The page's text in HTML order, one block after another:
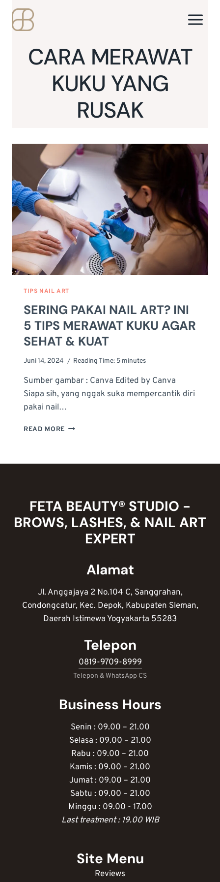
content
CARA MERAWAT
KUKU YANG
RUSAK
TIPS NAIL ART
SERING PAKAI NAIL ART? INI
5 TIPS MERAWAT KUKU AGAR
SEHAT & KUAT
Juni 14, 2024 Reading Time: 5 minutes
Sumber gambar : Canva Edited by Canva
Siapa sih, yang nggak suka mempercantik diri
pakai nail…
READ MORE SERING
MERAWAT
KUKU
AGAR
SEHAT
FETA BEAUTY® STUDIO -
BROWS, LASHES, & NAIL ART
EXPERT
Alamat
Jl. Anggajaya 2 No.104 C, Sanggrahan,
Condongcatur, Kec. Depok, Kabupaten Sleman,
Daerah Istimewa Yogyakarta 55283
Telepon
0819-9709-8999
Telepon & WhatsApp CS
Business Hours
Senin : 09.00 – 21.00
Selasa : 09.00 – 21.00
Rabu : 09.00 – 21.00
Kamis : 09.00 – 21.00
Jumat : 09.00 – 21.00
Sabtu : 09.00 – 21.00
Minggu : 09.00 - 17.00
Last treatment : 19.00 WIB
Site Menu
Reviews